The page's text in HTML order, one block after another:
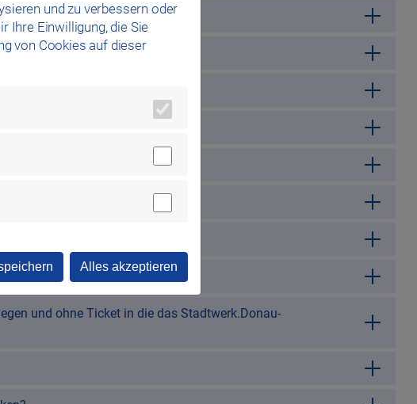
und ohne Ticket in die das Stadtwerk.Donau-
und zu verbessern oder
Ihre Einwilligung, die Sie
von Cookies auf dieser
Alles akzeptieren